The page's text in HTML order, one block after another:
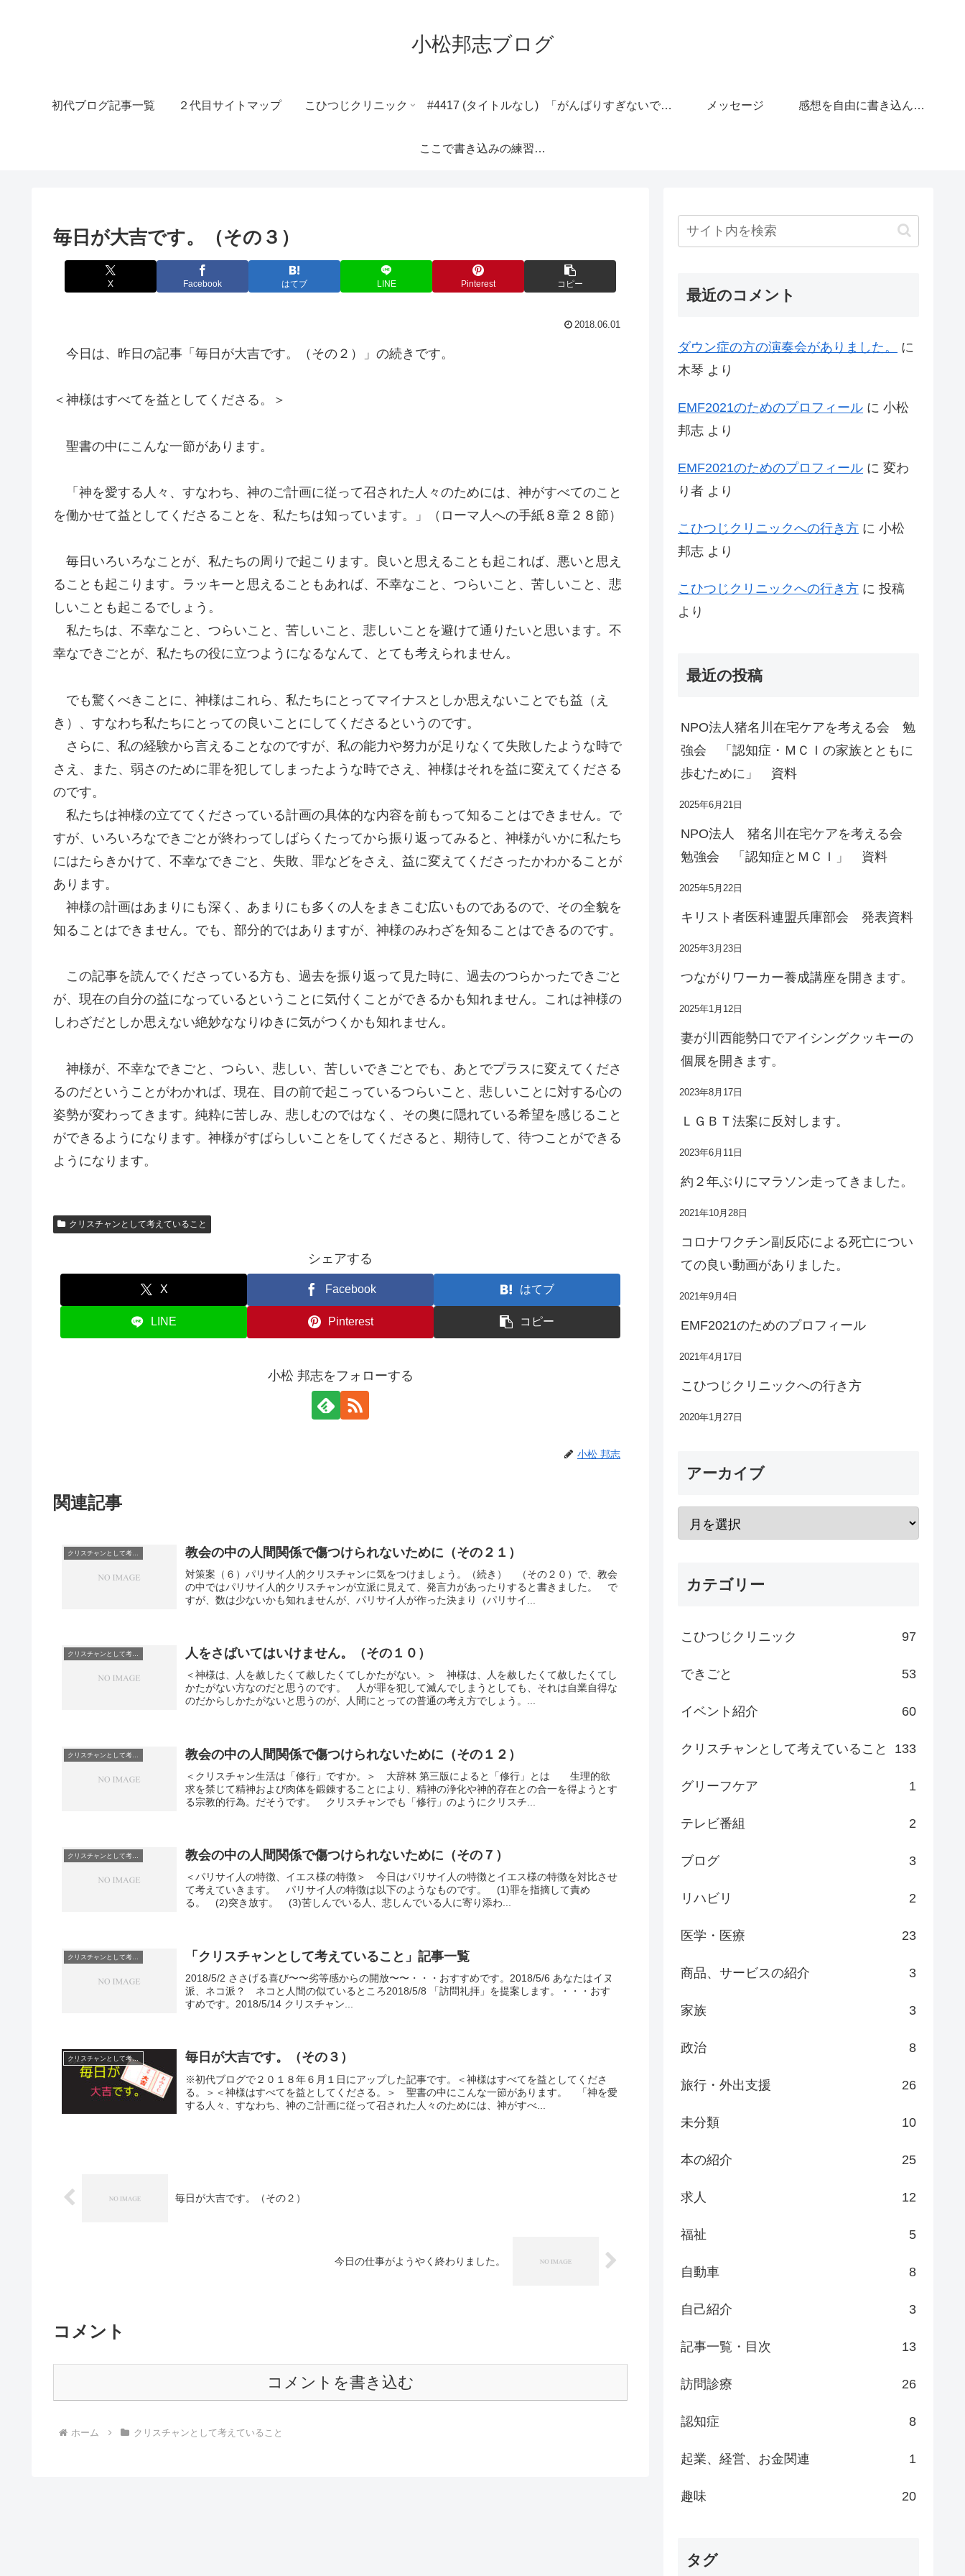
小松邦志ブログ
初代ブログ記事一覧 ２代目サイトマップ こひつじクリニック #4417 (タイトルなし) 「がんばりすぎないで」の広場 メッセージ 感想を自由に書き込んで下さい。
ここで書き込みの練習ができます。
毎日が大吉です。（その３）
X Facebook はてブ LINE Pinterest コピー
2018.06.01
今日は、昨日の記事「毎日が大吉です。（その２）」の続きです。
＜神様はすべてを益としてくださる。＞
聖書の中にこんな一節があります。
「神を愛する人々、すなわち、神のご計画に従って召された人々のためには、神がすべてのこと
を働かせて益としてくださることを、私たちは知っています。」（ローマ人への手紙８章２８節）
毎日いろいろなことが、私たちの周りで起こります。良いと思えることも起これば、悪いと思え
ることも起こります。ラッキーと思えることもあれば、不幸なこと、つらいこと、苦しいこと、悲
しいことも起こるでしょう。
私たちは、不幸なこと、つらいこと、苦しいこと、悲しいことを避けて通りたいと思います。不
幸なできごとが、私たちの役に立つようになるなんて、とても考えられません。
でも驚くべきことに、神様はこれら、私たちにとってマイナスとしか思えないことでも益（え
き）、すなわち私たちにとっての良いことにしてくださるというのです。
さらに、私の経験から言えることなのですが、私の能力や努力が足りなくて失敗したような時で
さえ、また、弱さのために罪を犯してしまったような時でさえ、神様はそれを益に変えてくださる
のです。
私たちは神様の立ててくださっている計画の具体的な内容を前もって知ることはできません。で
すが、いろいろなできごとが終わってしばらくたってから振り返ってみると、神様がいかに私たち
にはたらきかけて、不幸なできごと、失敗、罪などをさえ、益に変えてくださったかわかることが
あります。
神様の計画はあまりにも深く、あまりにも多くの人をまきこむ広いものであるので、その全貌を
知ることはできません。でも、部分的ではありますが、神様のみわざを知ることはできるのです。
この記事を読んでくださっている方も、過去を振り返って見た時に、過去のつらかったできごと
が、現在の自分の益になっているということに気付くことができるかも知れません。これは神様の
しわざだとしか思えない絶妙ななりゆきに気がつくかも知れません。
神様が、不幸なできごと、つらい、悲しい、苦しいできごとでも、あとでプラスに変えてくださ
るのだということがわかれば、現在、目の前で起こっているつらいこと、悲しいことに対する心の
姿勢が変わってきます。純粋に苦しみ、悲しむのではなく、その奥に隠れている希望を感じること
ができるようになります。神様がすばらしいことをしてくださると、期待して、待つことができる
ようになります。
クリスチャンとして考えていること
シェアする
X Facebook はてブ
LINE Pinterest コピー
小松 邦志をフォローする
小松 邦志
関連記事
教会の中の人間関係で傷つけられないために（その２１）
対策案（６）パリサイ人的クリスチャンに気をつけましょう。（続き） （その２０）で、教会
の中ではパリサイ人的クリスチャンが立派に見えて、発言力があったりすると書きました。 で
すが、数は少ないかも知れませんが、パリサイ人が作った決まり（パリサイ...
クリスチャンとして考えていること 人をさばいてはいけません。（その１０）
＜神様は、人を赦したくて赦したくてしかたがない。＞ 神様は、人を赦したくて赦したくてし
かたがない方なのだと思うのです。 人が罪を犯して滅んでしまうとしても、それは自業自得な
のだからしかたがないと思うのが、人間にとっての普通の考え方でしょう。...
教会の中の人間関係で傷つけられないために（その１２）
＜クリスチャン生活は「修行」ですか。＞ 大辞林 第三版によると「修行」とは 生理的欲
求を禁じて精神および肉体を鍛錬することにより、精神の浄化や神的存在との合一を得ようとす
る宗教的行為。だそうです。 クリスチャンでも「修行」のようにクリスチ...
クリスチャンとして考えていること 教会の中の人間関係で傷つけられないために（その７）
＜パリサイ人の特徴、イエス様の特徴＞ 今日はパリサイ人の特徴とイエス様の特徴を対比させ
て考えていきます。 パリサイ人の特徴は以下のようなものです。 (1)罪を指摘して責め
る。 (2)突き放す。 (3)苦しんでいる人、悲しんでいる人に寄り添わ...
「クリスチャンとして考えていること」記事一覧
2018/5/2 ささげる喜び〜〜劣等感からの開放〜〜・・・おすすめです。2018/5/6 あなたはイヌ
派、ネコ派？ ネコと人間の似ているところ2018/5/8 「訪問礼拝」を提案します。・・・おす
すめです。2018/5/14 クリスチャン...
クリスチャンとして考えていること 毎日が大吉です。（その３）
※初代ブログで２０１８年６月１日にアップした記事です。＜神様はすべてを益としてくださ
る。＞＜神様はすべてを益としてくださる。＞ 聖書の中にこんな一節があります。 「神を愛
する人々、すなわち、神のご計画に従って召された人々のためには、神がすべ...
毎日が大吉です。（その２）
今日の仕事がようやく終わりました。
コメント
コメントを書き込む
ホーム クリスチャンとして考えていること
最近のコメント
ダウン症の方の演奏会がありました。
に
木琴 より
EMF2021のためのプロフィール に 小松
邦志 より
EMF2021のためのプロフィール に 変わ
り者 より
こひつじクリニックへの行き方 に 小松
邦志 より
こひつじクリニックへの行き方 に 投稿
より
最近の投稿
NPO法人猪名川在宅ケアを考える会 勉
強会 「認知症・ＭＣＩの家族とともに
歩むために」 資料
2025年6月21日
NPO法人 猪名川在宅ケアを考える会
勉強会 「認知症とＭＣＩ」 資料
2025年5月22日
キリスト者医科連盟兵庫部会 発表資料
2025年3月23日
つながりワーカー養成講座を開きます。
2025年1月12日
妻が川西能勢口でアイシングクッキーの
個展を開きます。
2023年8月17日
ＬＧＢＴ法案に反対します。
2023年6月11日
約２年ぶりにマラソン走ってきました。
2021年10月28日
コロナワクチン副反応による死亡につい
ての良い動画がありました。
2021年9月4日
EMF2021のためのプロフィール
2021年4月17日
こひつじクリニックへの行き方
2020年1月27日
アーカイブ
カテゴリー
こひつじクリニック 97
できごと 53
イベント紹介 60
クリスチャンとして考えていること 133
グリーフケア 1
テレビ番組 2
ブログ 3
リハビリ 2
医学・医療 23
商品、サービスの紹介 3
家族 3
政治 8
旅行・外出支援 26
未分類 10
本の紹介 25
求人 12
福祉 5
自動車 8
自己紹介 3
記事一覧・目次 13
訪問診療 26
認知症 8
起業、経営、お金関連 1
趣味 20
タグ